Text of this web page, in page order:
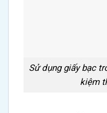
Sử dụng giấy bạc
kiệm